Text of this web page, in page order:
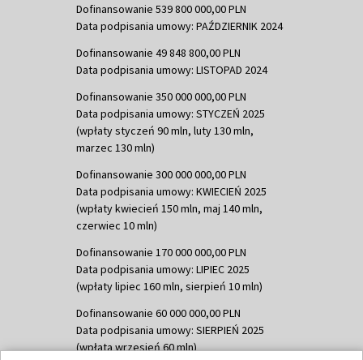
Dofinansowanie 539 800 000,00 PLN
Data podpisania umowy: PAŹDZIERNIK 2024
Dofinansowanie 49 848 800,00 PLN
Data podpisania umowy: LISTOPAD 2024
Dofinansowanie 350 000 000,00 PLN
Data podpisania umowy: STYCZEŃ 2025
(wpłaty styczeń 90 mln, luty 130 mln,
marzec 130 mln)
Dofinansowanie 300 000 000,00 PLN
Data podpisania umowy: KWIECIEŃ 2025
(wpłaty kwiecień 150 mln, maj 140 mln,
czerwiec 10 mln)
Dofinansowanie 170 000 000,00 PLN
Data podpisania umowy: LIPIEC 2025
(wpłaty lipiec 160 mln, sierpień 10 mln)
Dofinansowanie 60 000 000,00 PLN
Data podpisania umowy: SIERPIEŃ 2025
(wpłata wrzesień 60 mln)